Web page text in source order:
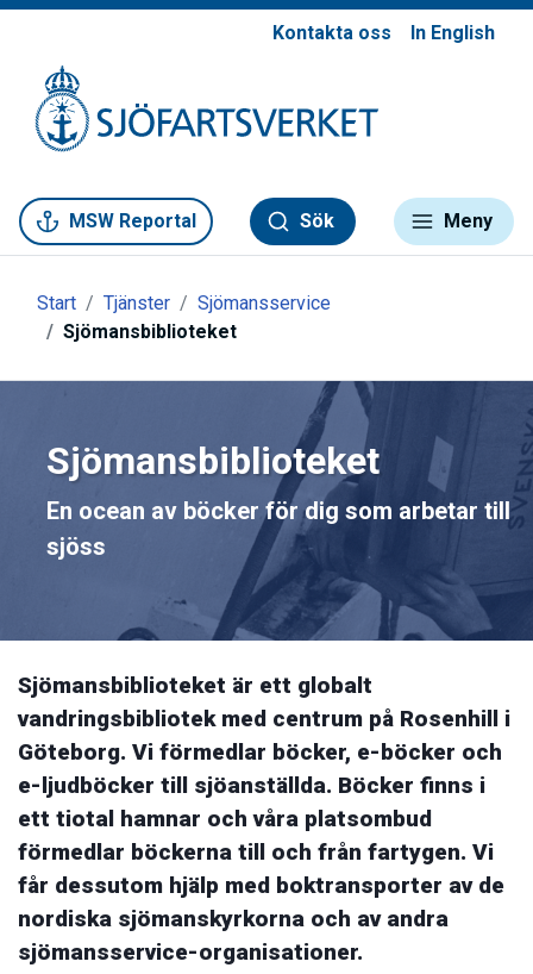
Kontakta oss In English
MSW Reportal Sök Meny
Start Tjänster
Sjömansservice
Sjömansbiblioteket
Sjömansbiblioteket
En ocean av böcker för dig som arbetar till
sjöss
Sjömansbiblioteket är ett globalt
vandringsbibliotek med centrum på Rosenhill i
Göteborg. Vi förmedlar böcker, e-böcker och
e-ljudböcker till sjöanställda. Böcker finns i
ett tiotal hamnar och våra platsombud
förmedlar böckerna till och från fartygen. Vi
får dessutom hjälp med boktransporter av de
nordiska sjömanskyrkorna och av andra
sjömansservice-organisationer.